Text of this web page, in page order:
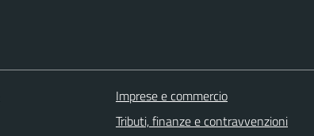
Imprese e commercio
Tributi, finanze e contravvenzioni